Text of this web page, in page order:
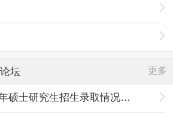
坛 更多
天津财经大学2023年硕士研究生招生录取情况一览